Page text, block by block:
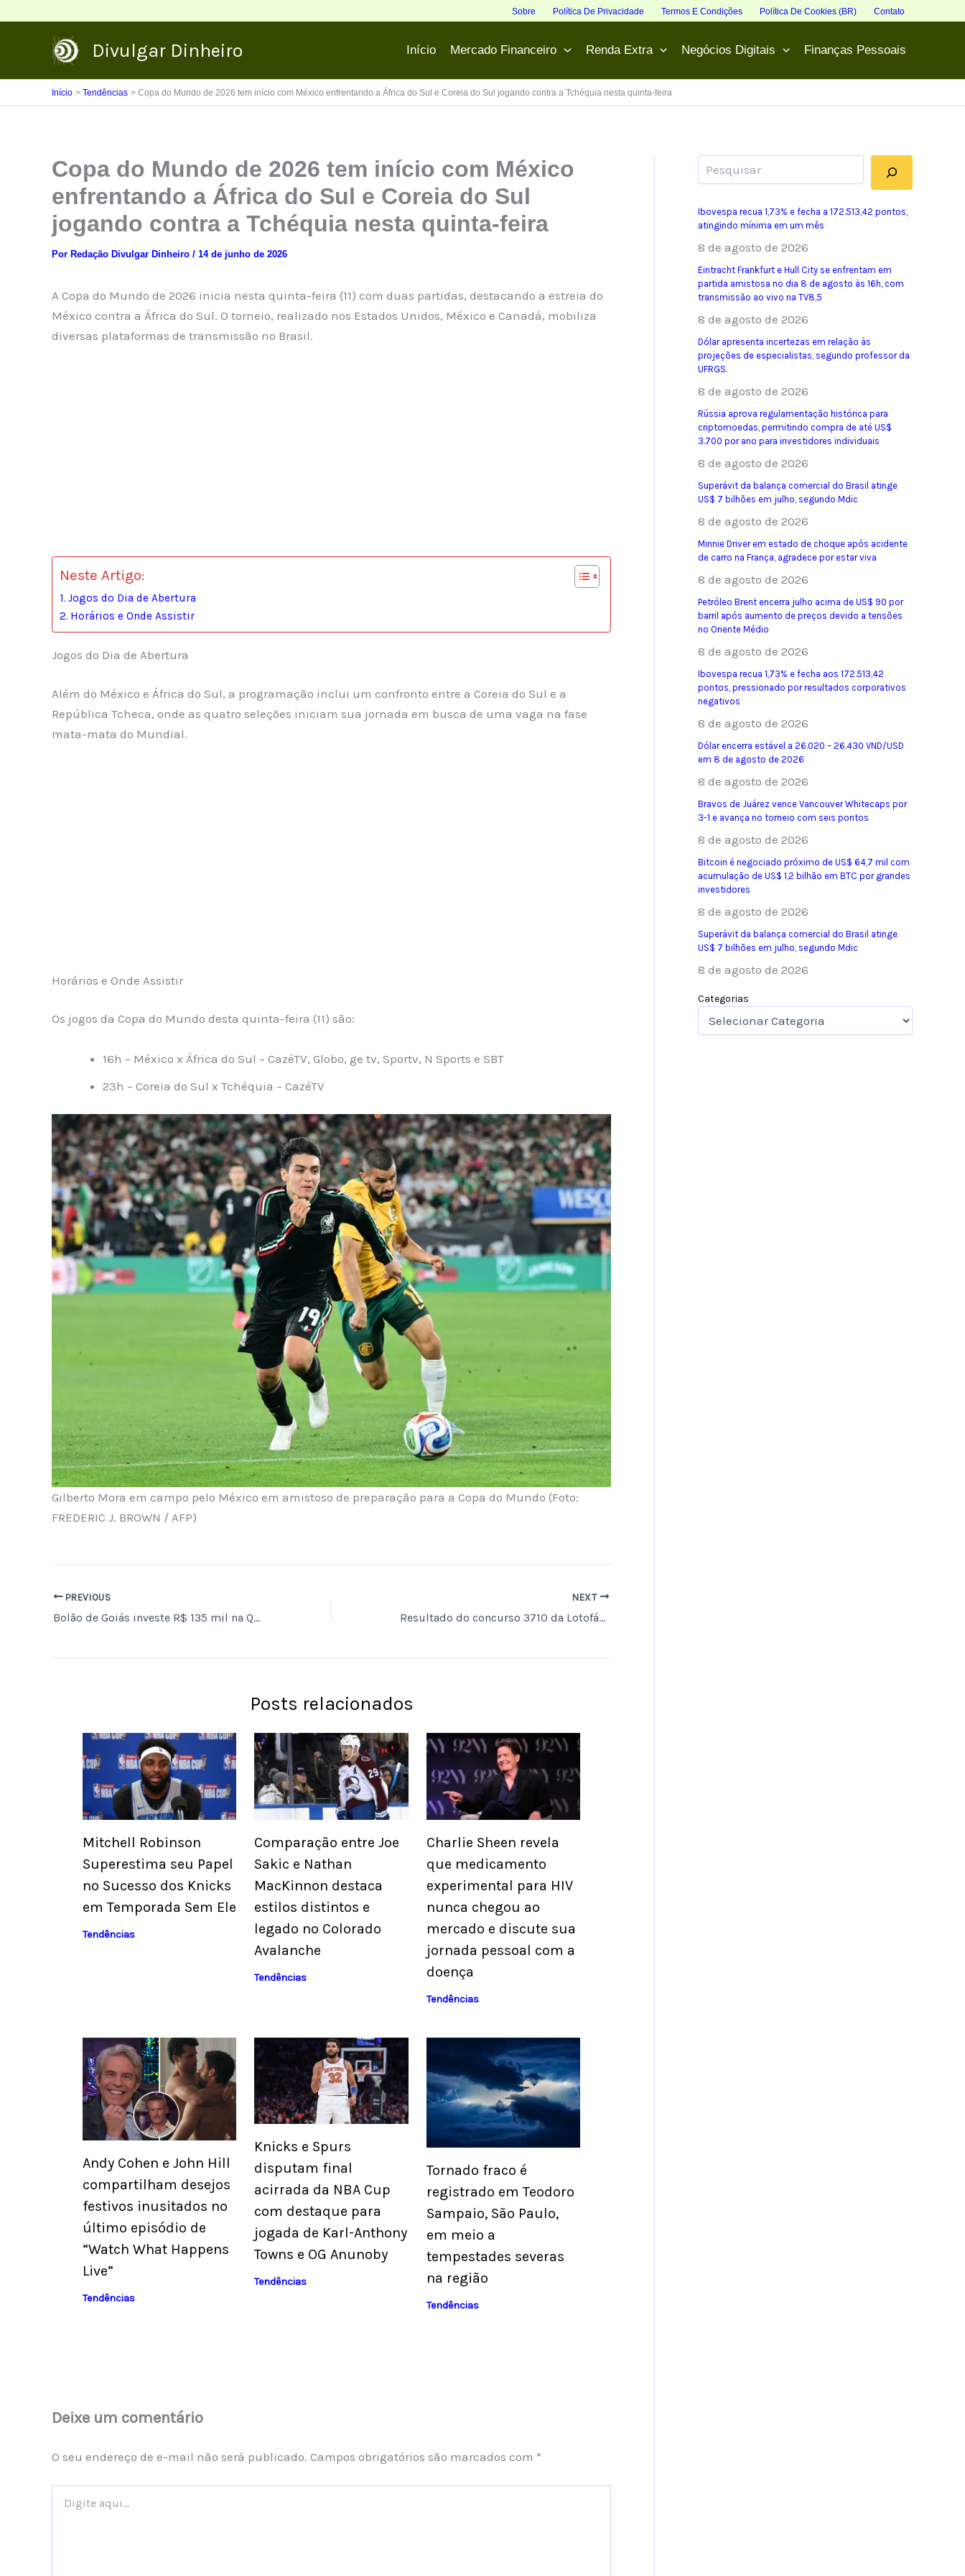
Sobre Política De Privacidade Termos E Condições Política De Cookies (BR) Contato
Divulgar Dinheiro Início Mercado Financeiro Renda Extra Negócios Digitais Finanças Pessoais
Início Tendências Copa do Mundo de 2026 tem início com México enfrentando a África do Sul e Coreia do Sul jogando contra a Tchéquia nesta quinta-feira
Copa do Mundo de 2026 tem início com México
enfrentando a África do Sul e Coreia do Sul
jogando contra a Tchéquia nesta quinta-feira
Por Redação Divulgar Dinheiro / 14 de junho de 2026
A Copa do Mundo de 2026 inicia nesta quinta-feira (11) com duas partidas, destacando a estreia do
México contra a África do Sul. O torneio, realizado nos Estados Unidos, México e Canadá, mobiliza
diversas plataformas de transmissão no Brasil.
Neste Artigo:
Jogos do Dia de Abertura
Horários e Onde Assistir
Jogos do Dia de Abertura
Além do México e África do Sul, a programação inclui um confronto entre a Coreia do Sul e a
República Tcheca, onde as quatro seleções iniciam sua jornada em busca de uma vaga na fase
mata-mata do Mundial.
Horários e Onde Assistir
Os jogos da Copa do Mundo desta quinta-feira (11) são:
16h – México x África do Sul – CazéTV, Globo, ge tv, Sportv, N Sports e SBT
23h – Coreia do Sul x Tchéquia – CazéTV
Gilberto Mora em campo pelo México em amistoso de preparação para a Copa do Mundo (Foto:
FREDERIC J. BROWN / AFP)
PREVIOUS
Bolão de Goiás investe R$ 135 mil na Quina de São João com prêmio de R$ 250 milhões
NEXT
Resultado do concurso 3710 da Lotofácil e números sorteados hoje
Posts relacionados
Mitchell Robinson
Superestima seu Papel
no Sucesso dos Knicks
em Temporada Sem Ele
Tendências
Comparação entre Joe
Sakic e Nathan
MacKinnon destaca
estilos distintos e
legado no Colorado
Avalanche
Tendências
Charlie Sheen revela
que medicamento
experimental para HIV
nunca chegou ao
mercado e discute sua
jornada pessoal com a
doença
Tendências
Andy Cohen e John Hill
compartilham desejos
festivos inusitados no
último episódio de
“Watch What Happens
Live”
Tendências
Knicks e Spurs
disputam final
acirrada da NBA Cup
com destaque para
jogada de Karl-Anthony
Towns e OG Anunoby
Tendências
Tornado fraco é
registrado em Teodoro
Sampaio, São Paulo,
em meio a
tempestades severas
na região
Tendências
Deixe um comentário
O seu endereço de e-mail não será publicado. Campos obrigatórios são marcados com *
aqui...
Ibovespa recua 1,73% e fecha a 172.513,42 pontos,
atingindo mínima em um mês
8 de agosto de 2026
Eintracht Frankfurt e Hull City se enfrentam em
partida amistosa no dia 8 de agosto às 16h, com
transmissão ao vivo na TV8,5
8 de agosto de 2026
Dólar apresenta incertezas em relação às
projeções de especialistas, segundo professor da
UFRGS.
8 de agosto de 2026
Rússia aprova regulamentação histórica para
criptomoedas, permitindo compra de até US$
3.700 por ano para investidores individuais
8 de agosto de 2026
Superávit da balança comercial do Brasil atinge
US$ 7 bilhões em julho, segundo Mdic
8 de agosto de 2026
Minnie Driver em estado de choque após acidente
de carro na França, agradece por estar viva
8 de agosto de 2026
Petróleo Brent encerra julho acima de US$ 90 por
barril após aumento de preços devido a tensões
no Oriente Médio
8 de agosto de 2026
Ibovespa recua 1,73% e fecha aos 172.513,42
pontos, pressionado por resultados corporativos
negativos
8 de agosto de 2026
Dólar encerra estável a 26.020 – 26.430 VND/USD
em 8 de agosto de 2026
8 de agosto de 2026
Bravos de Juárez vence Vancouver Whitecaps por
3-1 e avança no torneio com seis pontos
8 de agosto de 2026
Bitcoin é negociado próximo de US$ 64,7 mil com
acumulação de US$ 1,2 bilhão em BTC por grandes
investidores
8 de agosto de 2026
Superávit da balança comercial do Brasil atinge
US$ 7 bilhões em julho, segundo Mdic
8 de agosto de 2026
Categorias